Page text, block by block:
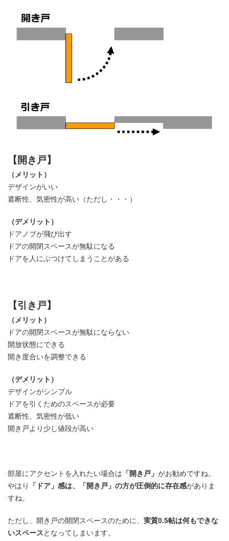
【開き戸】
（メリット）
デザインがいい
遮断性、気密性が高い（ただし・・・）
（デメリット）
ドアノブが飛び出す
ドアの開閉スペースが無駄になる
ドアを人にぶつけてしまうことがある
【引き戸】
（メリット）
ドアの開閉スペースが無駄にならない
開放状態にできる
開き度合いを調整できる
（デメリット）
デザインがシンプル
ドアを引くためのスペースが必要
遮断性、気密性が低い
開き戸より少し値段が高い
部屋にアクセントを入れたい場合は 「開き戸」 がお勧めですね。
やはり
「ドア」感は、「開き戸」の方が圧倒的に存在感がありま
すね。
ただし、開き戸の開閉スペースのために、 実質0.5帖は何もできな
いスペースとなってしまいます。